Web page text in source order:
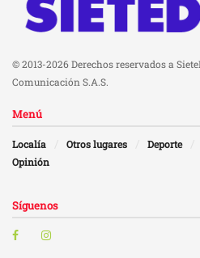
© 2013-2026 Derechos reservados a
Comunicación S.A.S.
Menú
Localía Otros lugares Deporte
Opinión
Síguenos